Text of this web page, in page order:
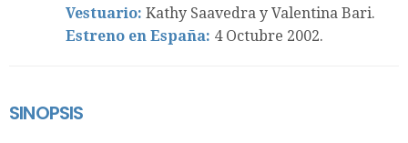
Vestuario: Kathy Saavedra y Valentina Bari.
Estreno en España: 4 Octubre 2002.
SINOPSIS